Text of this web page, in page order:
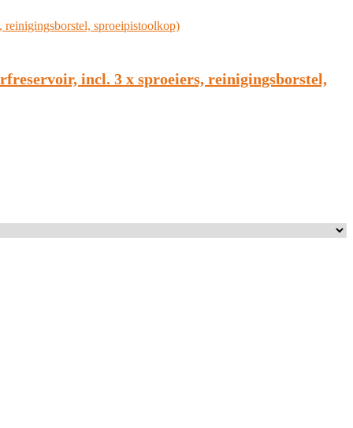
incl. 3 x sproeiers, reinigingsborstel,